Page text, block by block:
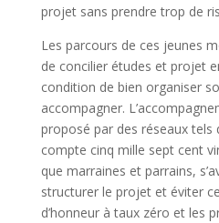
projet sans prendre trop de
Les parcours de ces jeunes
de concilier études et projet
condition de bien organiser
accompagner.
proposé par des réseaux tels
compte cinq mille sept cent
que marraines et parrains,
structurer le projet et éviter
d’honneur à taux zéro et les